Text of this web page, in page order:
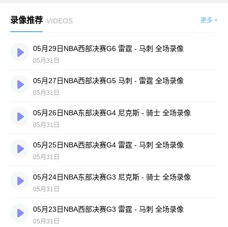
录像推荐 VIDEOS 更多 +
05月29日NBA西部决赛G6 雷霆 - 马刺 全场录像
05月31日
05月27日NBA西部决赛G5 马刺 - 雷霆 全场录像
05月31日
05月26日NBA东部决赛G4 尼克斯 - 骑士 全场录像
05月31日
05月25日NBA西部决赛G4 雷霆 - 马刺 全场录像
05月31日
05月24日NBA东部决赛G3 尼克斯 - 骑士 全场录像
05月31日
05月23日NBA西部决赛G3 雷霆 - 马刺 全场录像
05月31日